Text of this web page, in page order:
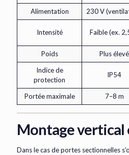
Alimentation 230 V
Intensité Faible (ex.
Poids
Plus élevé
Indice de
protection
IP54
Portée maximale 7–8 m
Montage vertical
Dans le cas de portes sectionnelles